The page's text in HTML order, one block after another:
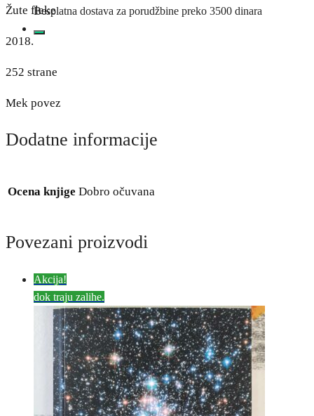
Besplatna dostava za porudžbine preko 3500 dinara
Žute fleke
2018.
252 strane
Mek povez
Dodatne informacije
Ocena knjige Dobro očuvana
Povezani proizvodi
Akcija!
dok traju zalihe.